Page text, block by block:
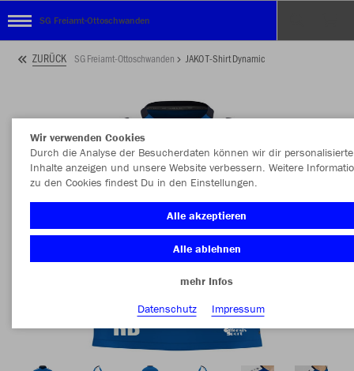
SG Freiamt-Ottoschwanden
ZURÜCK SG Freiamt-Ottoschwanden JAKO T-Shirt Dynamic
Wir verwenden Cookies
Durch die Analyse der Besucherdaten können wir dir personalisierte
Inhalte anzeigen und unsere Website verbessern. Weitere
zu den Cookies findest Du in den Einstellungen.
Alle akzeptieren
Alle ablehnen
mehr Infos
Datenschutz
Impressum